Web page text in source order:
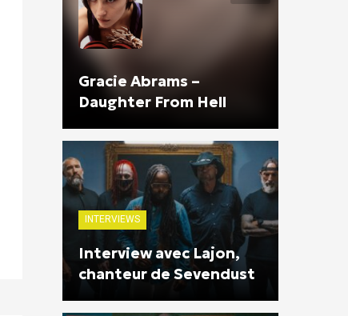
Gracie Abrams –
Daughter From Hell
INTERVIEWS
Interview avec Lajon,
chanteur de Sevendust